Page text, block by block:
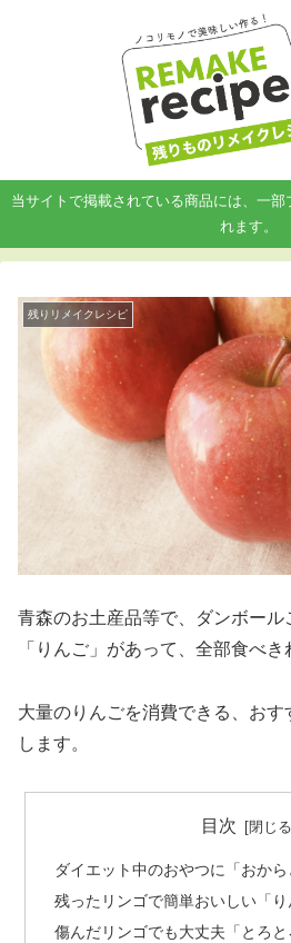
当サイトで掲載されている商品には、一
れます。
残りリメイクレシピ
青森のお土産品等で、ダンボール
「りんご」があって、全部食べき
大量のりんごを消費できる、お
します。
目次
ダイエット中のおやつに「おから
残ったリンゴで簡単おいしい「り
傷んだリンゴでも大丈夫「とろと